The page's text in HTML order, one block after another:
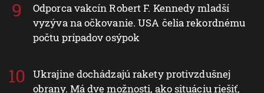
Odporca vakcín Robert F. Kennedy mladší
vyzýva na očkovanie. USA čelia rekordnému
počtu prípadov osýpok
Ukrajine dochádzajú rakety protivzdušnej
obrany. Má dve možnosti, ako situáciu riešiť,